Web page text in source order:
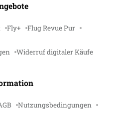
Fly+ Flug Revue Pur
Widerruf digitaler Käufe
Nutzungsbedingungen